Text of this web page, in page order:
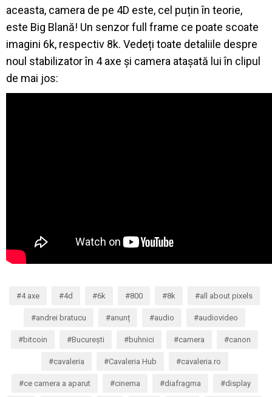
aceasta, camera de pe 4D este, cel puțin în teorie,
este Big Blană! Un senzor full frame ce poate scoate
imagini 6k, respectiv 8k. Vedeți toate detaliile despre
noul stabilizator în 4 axe și camera atașată lui în clipul
de mai jos:
4 axe 4d 6k 800 8k all about pixels
andrei bratucu anunț audio audiovideo
bitcoin București buhnici camera canon
cavaleria Cavaleria Hub cavaleria.ro
ce camera a aparut cinema diafragma display